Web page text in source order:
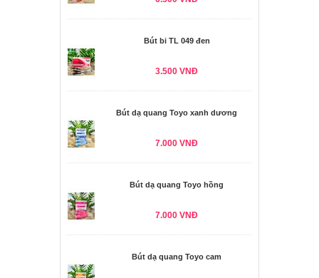
Bút bi TL 049 đen
3.500 VNĐ
Bút dạ quang Toyo xanh dương
7.000 VNĐ
Bút dạ quang Toyo hồng
7.000 VNĐ
Bút dạ quang Toyo cam